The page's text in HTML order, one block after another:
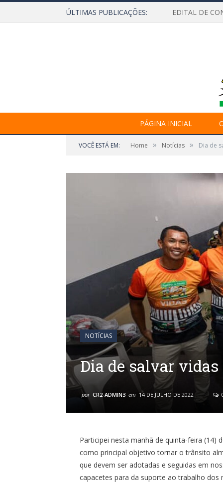
ÚLTIMAS PUBLICAÇÕES: EDITAL DE
PÁGINA INICIAL
VOCÊ ESTÁ EM: Home » Notícias » Dia de
NOTÍCIAS
Dia de salvar
por CR2-ADMIN3 em 14 DE JULHO DE 2022
Participei nesta manhã de quinta-feira (14)
como principal objetivo tornar o trânsito
que devem ser adotadas e seguidas em
capacetes para da suporte ao trabalho dos